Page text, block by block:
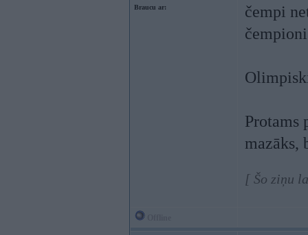
Braucu ar:
čempi
Protams
mazāks,
[ Šo ziņu